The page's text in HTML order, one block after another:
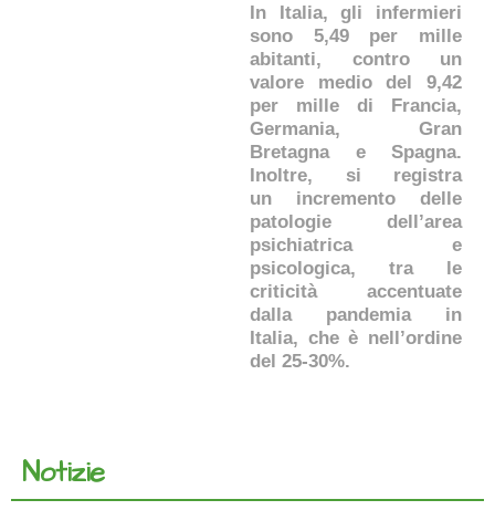
In Italia, gli infermieri
sono 5,49 per mille
abitanti, contro un
valore medio del 9,42
per mille di Francia,
Germania, Gran
Bretagna e Spagna.
Inoltre, si registra
un incremento delle
patologie dell’area
psichiatrica e
psicologica, tra le
criticità accentuate
dalla pandemia in
Italia, che è nell’ordine
del 25-30%.
Notizie